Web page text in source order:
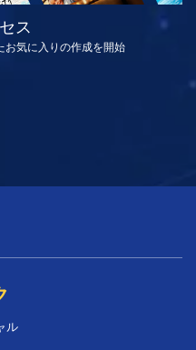
ス
お気に入りの作成を開始
ル